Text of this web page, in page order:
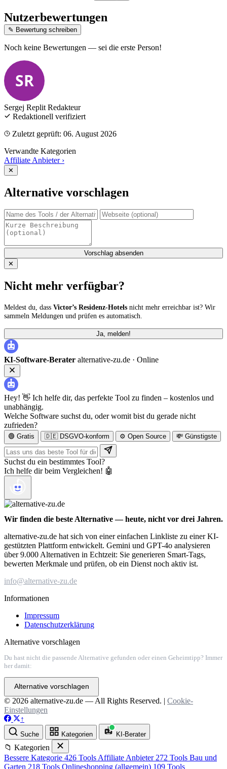
Nutzerbewertungen
✎ Bewertung schreiben
Noch keine Bewertungen — sei die erste Person!
SR
Sergej Replit Redakteur
Redaktionell verifiziert
Zuletzt geprüft: 06. August 2026
Verwandte Kategorien
Affiliate Anbieter ›
✕
Alternative vorschlagen
Vorschlag absenden
✕
Nicht mehr verfügbar?
Meldest du, dass Victor’s Residenz-Hotels nicht mehr erreichbar ist? Wir
sammeln Meldungen und prüfen es automatisch.
Ja, melden!
KI-Software-Berater alternative-zu.de · Online
Hey! 👋 Ich helfe dir, das perfekte Tool zu finden – kostenlos und
unabhängig.
Welche Software suchst du, oder womit bist du gerade nicht
zufrieden?
🟢 Gratis 🇩🇪 DSGVO-konform ⚙️ Open Source 💸 Günstigste
Suchst du ein bestimmtes Tool?
Ich helfe dir beim Vergleichen! 🤖
Wir finden die beste Alternative — heute, nicht vor drei Jahren.
alternative-zu.de hat sich von einer einfachen Linkliste zu einer KI-
gestützten Plattform entwickelt. Gemini und GPT-4o analysieren
über 9.000 Alternativen in Echtzeit: Sie generieren Smart-Tags,
bewerten Merkmale und prüfen, ob ein Dienst noch aktiv ist.
info@alternative-zu.de
Informationen
Impressum
Datenschutzerklärung
Alternative vorschlagen
Du hast nicht die passende Alternative gefunden oder einen Geheimtipp? Immer
her damit:
Alternative vorschlagen
© 2026 alternative-zu.de — All Rights Reserved. | Cookie-
Einstellungen
↑
Suche Kategorien KI-Berater
📁 Kategorien
Bessere Kategorie 426 Tools Affiliate Anbieter 272 Tools Bau und
Garten 218 Tools Onlineshopping (allgemein) 109 Tools